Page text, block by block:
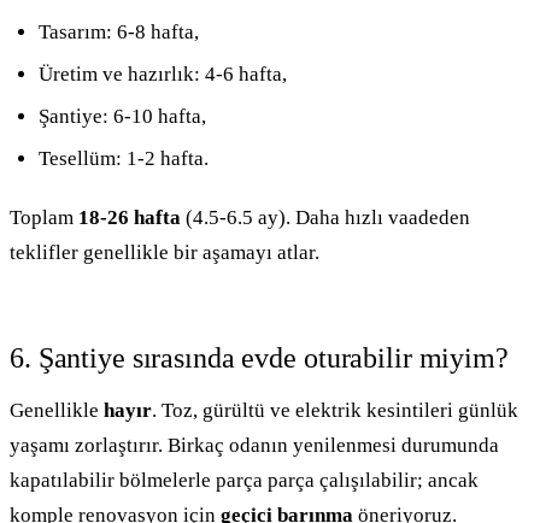
Tasarım: 6-8 hafta,
Üretim ve hazırlık: 4-6 hafta,
Şantiye: 6-10 hafta,
Tesellüm: 1-2 hafta.
Toplam 18-26 hafta (4.5-6.5 ay). Daha hızlı vaadeden
teklifler genellikle bir aşamayı atlar.
6. Şantiye sırasında evde oturabilir miyim?
Genellikle hayır. Toz, gürültü ve elektrik kesintileri günlük
yaşamı zorlaştırır. Birkaç odanın yenilenmesi durumunda
kapatılabilir bölmelerle parça parça çalışılabilir; ancak
komple renovasyon için geçici barınma öneriyoruz.